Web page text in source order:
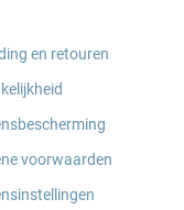
en retouren
voorwaarden